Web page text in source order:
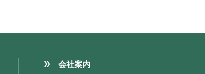
会社案内